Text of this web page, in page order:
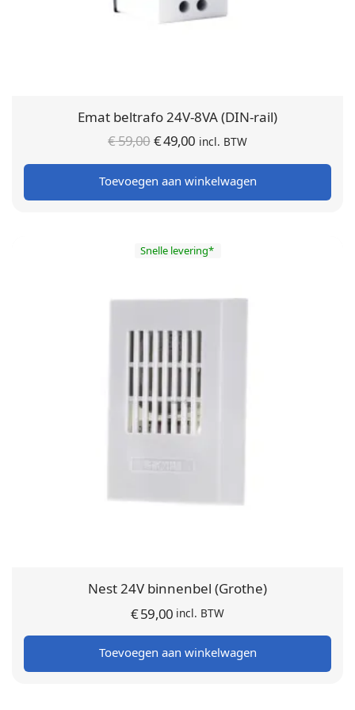
Emat beltrafo 24V-8VA (DIN-rail)
€59,00Oorspronkelijke
prijs was:
€ 59,00.
€49,00 Huidige
prijs is:
€ 49,00.
incl. BTW
Toevoegen aan winkelwagen
Snelle levering*
Nest 24V binnenbel (Grothe)
€59,00 incl. BTW
Toevoegen aan winkelwagen